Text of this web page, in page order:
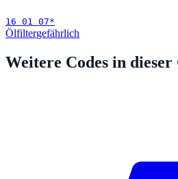
16 01 07*
Ölfiltergefährlich
Weitere Codes in